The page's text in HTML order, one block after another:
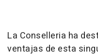
La Conselleria ha
ventajas de esta